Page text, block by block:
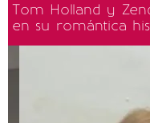
Tom Holland y
en su romántica